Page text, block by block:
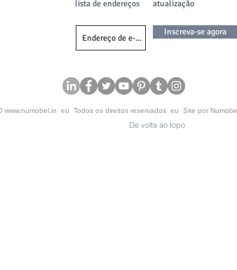
lista de endereços atualização
Inscreva-se agora
www.numobel.in eu Todos os direitos reservados eu Site por
De volta ao topo